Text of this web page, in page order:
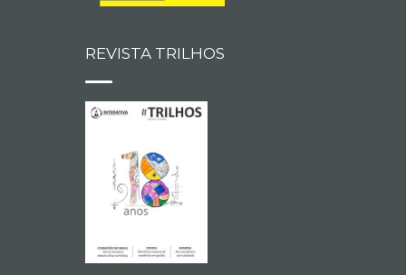
REVISTA TRILHOS